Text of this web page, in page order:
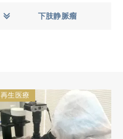
下肢静脈瘤
再生医療